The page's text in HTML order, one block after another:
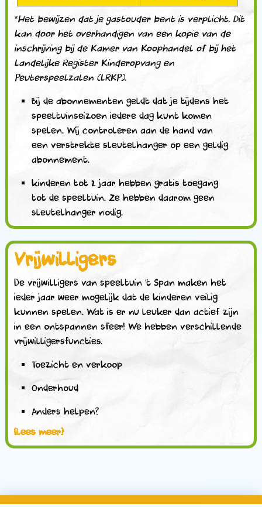
*Het bewijzen dat je gastouder bent is verplicht. Dit
kan door het overhandigen van een kopie van de
inschrijving bij de Kamer van Koophandel of bij het
Landelijke Register Kinderopvang en
Peuterspeelzalen (LRKP).
Bij de abonnementen geldt dat je tijdens het
speeltuinseizoen iedere dag kunt komen
spelen. Wij controleren aan de hand van
een verstrekte sleutelhanger op een geldig
abonnement.
kinderen tot 2 jaar hebben gratis toegang
tot de speeltuin. Ze hebben daarom geen
sleutelhanger nodig.
Vrijwilligers
De vrijwilligers van speeltuin ‘t Span maken het
ieder jaar weer mogelijk dat de kinderen veilig
kunnen spelen. Wat is er nu leuker dan actief zijn
in een ontspannen sfeer! We hebben verschillende
vrijwilligersfuncties.
Toezicht en verkoop
Onderhoud
Anders helpen?
[lees meer]